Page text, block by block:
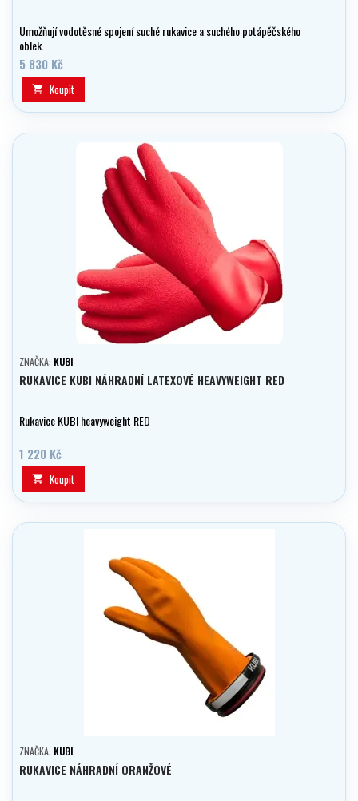
Umožňují vodotěsné spojení suché rukavice a suchého potápěčského
oblek.
5 830 Kč
 Koupit
ZNAČKA: KUBI
RUKAVICE KUBI NÁHRADNÍ LATEXOVÉ HEAVYWEIGHT RED
Rukavice KUBI heavyweight RED
1 220 Kč
 Koupit
ZNAČKA: KUBI
RUKAVICE NÁHRADNÍ ORANŽOVÉ